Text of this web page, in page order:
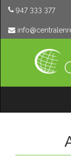
947 333 377